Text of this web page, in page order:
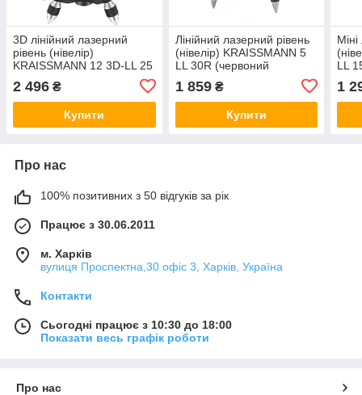
3D лінійний лазерний
рівень (нівелір)
KRAISSMANN 12 3D-LL 25
2 496 ₴
Купити
Лінійний лазерний рівень
(нівелір) KRAISSMANN 5
LL 30R (червоний
1 859₴
Купити
LL
1
Про нас
100% позитивних з 50 відгуків за рік
Працює з 30.06.2011
м. Харків
вулиця Проспектна,30 офіс 3, Харків, Україна
Контакти
Сьогодні працює з 10:30 до 18:00
Показати весь графік роботи
Про нас